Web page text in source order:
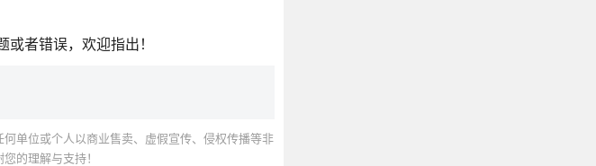
者错误，欢迎指出！
单位或个人以商业售卖、虚假宣传、侵权传播等非
的理解与支持！